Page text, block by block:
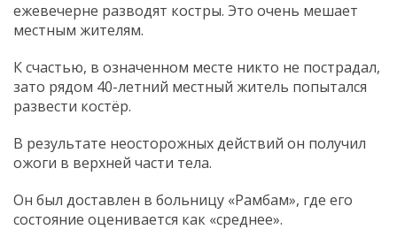
ежевечерне разводят костры. Это очень мешает
местным жителям.
К счастью, в означенном месте никто не пострадал,
зато рядом 40-летний местный житель попытался
развести костёр.
В результате неосторожных действий он получил
ожоги в верхней части тела.
Он был доставлен в больницу «Рамбам», где его
состояние оценивается как «среднее».